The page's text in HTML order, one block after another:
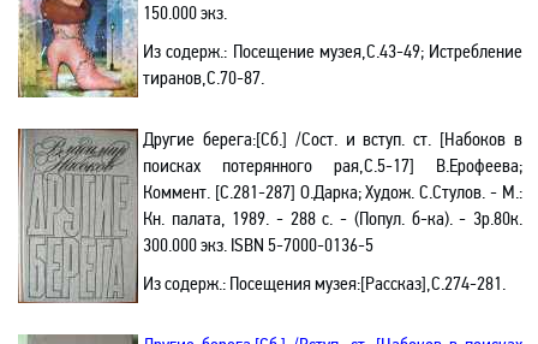
150.000 экз.
Из содерж.: Посещение музея,С.43-49; Истребление
тиранов,С.70-87.
Другие берега:[Сб.] /Сост. и вступ. ст. [Набоков в
поисках потерянного рая,С.5-17] В.Ерофеева;
Коммент. [С.281-287] О.Дарка; Худож. С.Стулов. - М.:
Кн. палата, 1989. - 288 с. - (Попул. б-ка). - 3р.80к.
300.000 экз. ISBN 5-7000-0136-5
Из содерж.: Посещения музея:[Рассказ],С.274-281.